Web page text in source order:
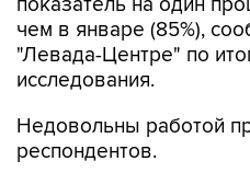
чем в январе (85%),
"Левада-Центре" по
исследования.
Недовольны работой
респондентов.